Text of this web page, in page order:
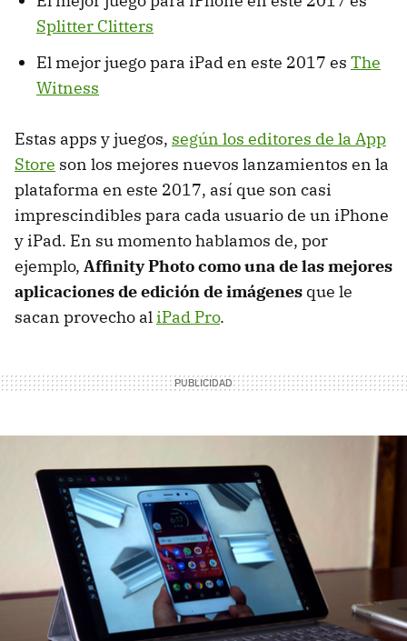
Splitter Clitters
El mejor juego para iPad en este 2017 es The
Witness
Estas apps y juegos, según los editores de la App
Store son los mejores nuevos lanzamientos en la
plataforma en este 2017, así que son casi
imprescindibles para cada usuario de un iPhone
y iPad. En su momento hablamos de, por
ejemplo, Affinity Photo como una de las mejores
aplicaciones de edición de imágenes que le
sacan provecho aliPad Pro.